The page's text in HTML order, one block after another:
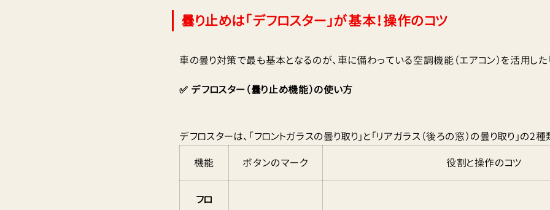
曇り止めは「デフロスター」が基本！操作のコツ
車の曇り対策で最も基本となるのが、車に備わっている空調機能（エアコン）を活用した
✅ デフロスター（曇り止め機能）の使い方
デフロスターは、「フロントガラスの曇り取り」と「リアガラス（後ろの窓）の曇り取り」の2種
機能
ボタンのマーク 役割と操作のコツ
フロ